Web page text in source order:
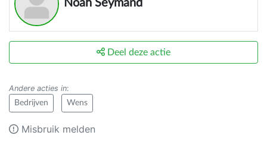
Noah Seymand
Deel deze actie
Andere acties in:
Bedrijven Wens
Misbruik melden